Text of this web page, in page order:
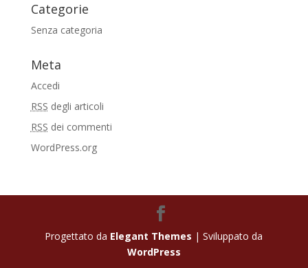
Categorie
Senza categoria
Meta
Accedi
RSS degli articoli
RSS dei commenti
WordPress.org
Progettato da Elegant Themes | Sviluppato da
WordPress